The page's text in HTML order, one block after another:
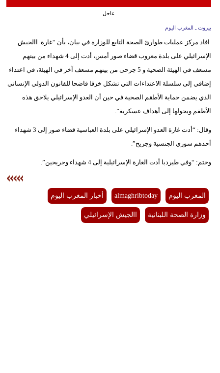
إسلامية
وتكنولوجيا
عاجل
بيروت ـ المغرب اليوم
افاد مركز عمليات طوارئ الصحة التابع للوزارة في بيان، بأن “غارة االجيش
الإسرائيلي على بلدة معروب قضاء صور أمس، أدت إلى 4 شهداء من بينهم
مسعف في الهيئة الصحية و 5 جرحى من بينهم مسعف آخر في الهيئة، في اعتداء
إضافي إلى سلسلة الاعتداءات التي تشكل خرقا فاضحا للقانون الدولي الإنساني
الذي يضمن حماية الأطقم الصحية في حين أن العدو الإسرائيلي يلاحق هذه
الأطقم ويحولها إلى أهداف عسكرية”.
وقال: “أدت غارة العدو الإسرائيلي على بلدة العباسية قضاء صور إلى 3 شهداء
أحدهم سوري الجنسية وجريح”.
وختم: “وفي طيردبا أدت الغارة الإسرائيلية إلى 4 شهداء وجريحين”.
المغرب اليوم almaghribtoday أخبار المغرب اليوم
وزارة الصحة اللبنانية االجيش الإسرائيلي